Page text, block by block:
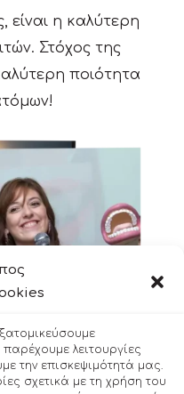
λειτουργίες
την επισκεψιμότητά μας.
σχετικά με τη χρήση του
είναι η καλύτερη
Στόχος της
ποιότητα